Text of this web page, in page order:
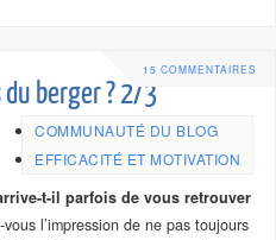
15 COMMENTAIRES
du berger ? 2/3
COMMUNAUTÉ DU BLOG
EFFICACITÉ ET MOTIVATION
t-il parfois de vous retrouver
vous l’impression de ne pas toujours